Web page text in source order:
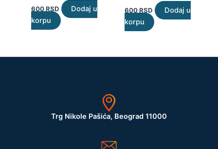
600RSD
Dodaj u
korpu
600RSD
Dodaj u
korpu
Trg Nikole Pašića, Beograd 11000